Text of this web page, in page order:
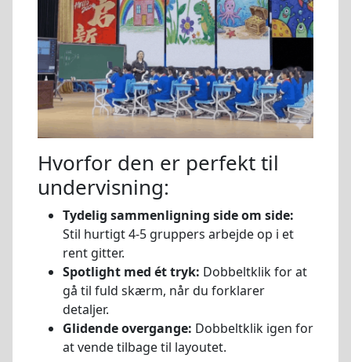
Hvorfor den er perfekt til
undervisning:
Tydelig sammenligning side om side:
Stil hurtigt 4-5 gruppers arbejde op i et
rent gitter.
Spotlight med ét tryk: Dobbeltklik for at
gå til fuld skærm, når du forklarer
detaljer.
Glidende overgange: Dobbeltklik igen for
at vende tilbage til layoutet.